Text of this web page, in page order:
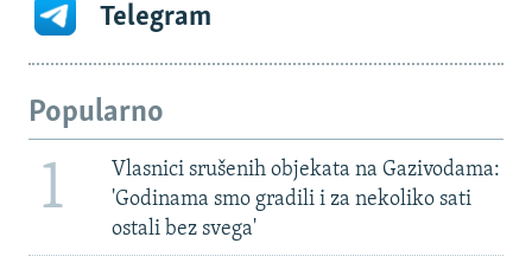
Telegram
Popularno
1
Vlasnici srušenih objekata na Gazivodama:
'Godinama smo gradili i za nekoliko sati
ostali bez svega'